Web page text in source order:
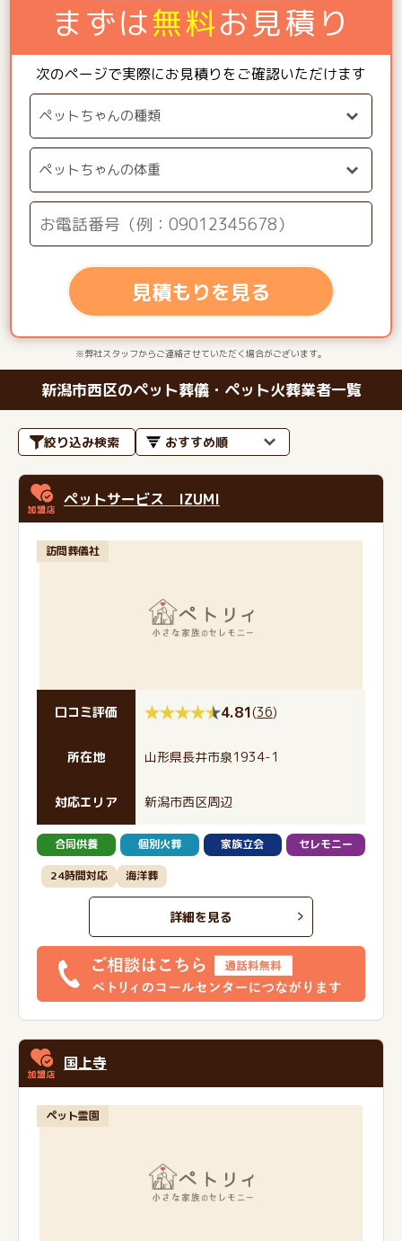
まずは無料お見積り
次のページで実際にお見積りをご確認いただけます
見積もりを見る
※弊社スタッフからご連絡させていただく場合がございます。
新潟市西区のペット葬儀・ペット火葬業者一覧
絞り込み検索
ペットサービス IZUMI
訪問葬儀社
口コミ評価 4.81(36)
所在地 山形県長井市泉1934-1
対応エリア 新潟市西区周辺
合同供養 個別火葬 家族立会 セレモニー
24時間対応 海洋葬
詳細を見る
国上寺
ペット霊園